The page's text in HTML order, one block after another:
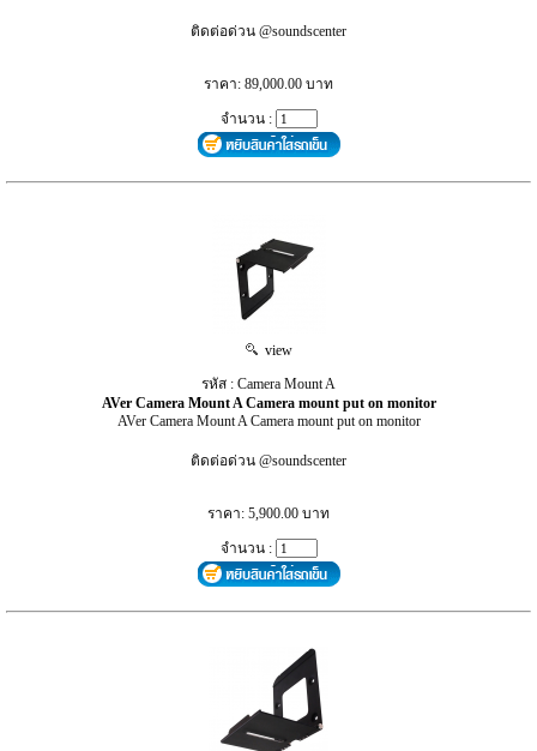
ติดต่อด่วน @soundscenter
ราคา: 89,000.00 บาท
จำนวน :
view
รหัส : Camera Mount A
AVer Camera Mount A Camera mount put on monitor
AVer Camera Mount A Camera mount put on monitor
ติดต่อด่วน @soundscenter
ราคา: 5,900.00 บาท
จำนวน :